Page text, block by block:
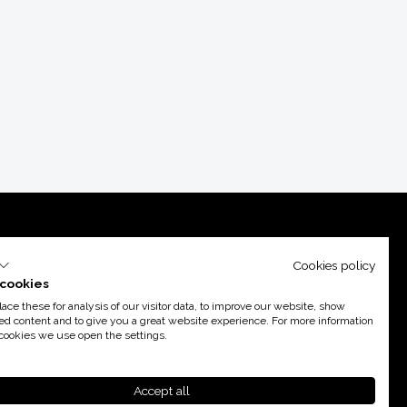
Cookies policy
these for analysis of our visitor data, to improve our website, show
content and to give you a great website experience. For more information
we use open the settings.
Accept all